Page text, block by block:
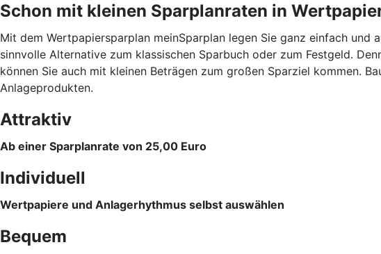
Schon mit kleinen Sparplanraten in
Mit dem Wertpapiersparplan meinSparplan legen Sie ganz einfach und
sinnvolle Alternative zum klassischen Sparbuch oder zum Festgeld.
können Sie auch mit kleinen Beträgen zum großen Sparziel kommen.
Anlageprodukten.
Attraktiv
Ab einer Sparplanrate von 25,00 Euro
Individuell
Wertpapiere und Anlagerhythmus selbst auswählen
Bequem